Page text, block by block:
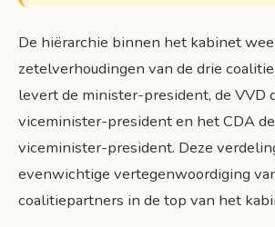
De hiërarchie binnen het kabinet
zetelverhoudingen van de drie
levert de minister-president, de VVD
viceminister-president en het CDA
viceminister-president. Deze
evenwichtige vertegenwoordiging
coalitiepartners in de top van het